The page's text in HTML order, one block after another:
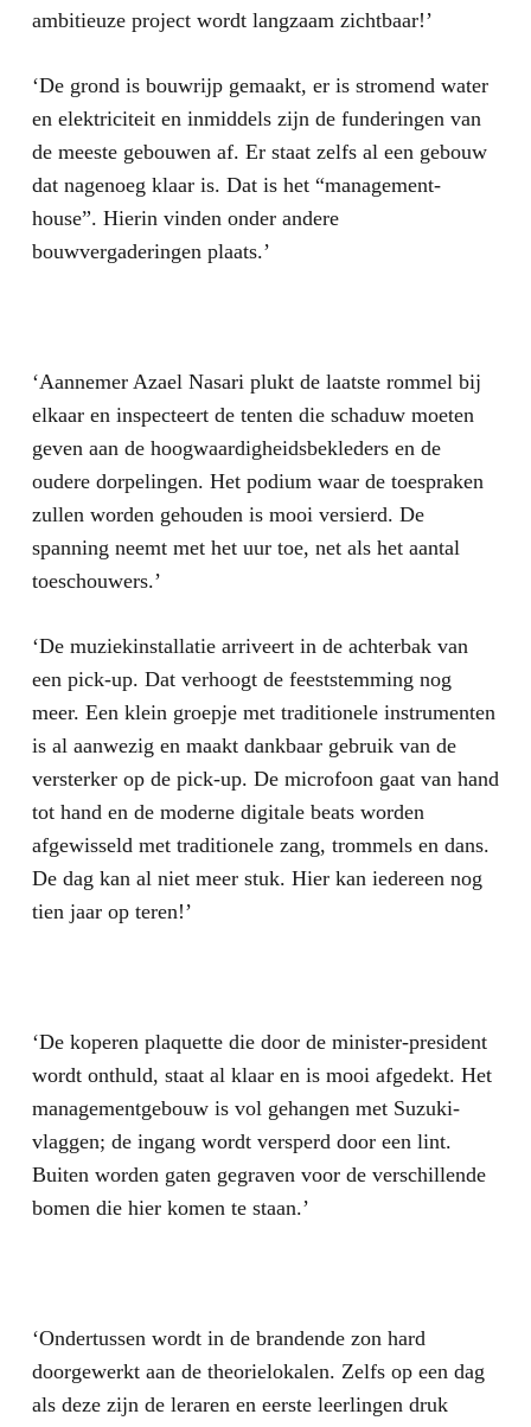
ambitieuze project wordt langzaam zichtbaar!’
‘De grond is bouwrijp gemaakt, er is stromend water
en elektriciteit en inmiddels zijn de funderingen van
de meeste gebouwen af. Er staat zelfs al een gebouw
dat nagenoeg klaar is. Dat is het “management-
house”. Hierin vinden onder andere
bouwvergaderingen plaats.’
‘Aannemer Azael Nasari plukt de laatste rommel bij
elkaar en inspecteert de tenten die schaduw moeten
geven aan de hoogwaardigheidsbekleders en de
oudere dorpelingen. Het podium waar de toespraken
zullen worden gehouden is mooi versierd. De
spanning neemt met het uur toe, net als het aantal
toeschouwers.’
‘De muziekinstallatie arriveert in de achterbak van
een pick-up. Dat verhoogt de feeststemming nog
meer. Een klein groepje met traditionele instrumenten
is al aanwezig en maakt dankbaar gebruik van de
versterker op de pick-up. De microfoon gaat van hand
tot hand en de moderne digitale beats worden
afgewisseld met traditionele zang, trommels en dans.
De dag kan al niet meer stuk. Hier kan iedereen nog
tien jaar op teren!’
‘De koperen plaquette die door de minister-president
wordt onthuld, staat al klaar en is mooi afgedekt. Het
managementgebouw is vol gehangen met Suzuki-
vlaggen; de ingang wordt versperd door een lint.
Buiten worden gaten gegraven voor de verschillende
bomen die hier komen te staan.’
‘Ondertussen wordt in de brandende zon hard
doorgewerkt aan de theorielokalen. Zelfs op een dag
als deze zijn de leraren en eerste leerlingen druk